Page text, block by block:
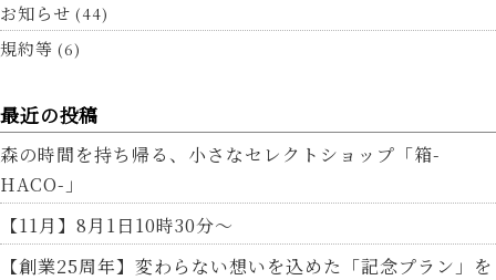
お知らせ (44)
規約等 (6)
最近の投稿
森の時間を持ち帰る、小さなセレクトショップ「箱-
HACO-」
【11月】8月1日10時30分～
【創業25周年】変わらない想いを込めた「記念プラン」を